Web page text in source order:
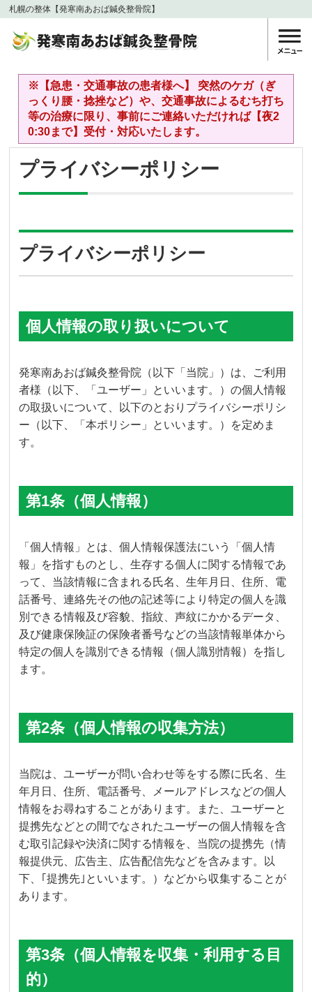
札幌の整体【発寒南あおば鍼灸整骨院】
※【急患・交通事故の患者様へ】 突然のケガ（ぎ
っくり腰・捻挫など）や、交通事故によるむち打ち
等の治療に限り、事前にご連絡いただければ【夜2
0:30まで】受付・対応いたします。
プライバシーポリシー
プライバシーポリシー
個人情報の取り扱いについて
発寒南あおば鍼灸整骨院（以下「当院」）は、ご利用
者様（以下、「ユーザー」といいます。）の個人情報
の取扱いについて、以下のとおりプライバシーポリシ
ー（以下、「本ポリシー」といいます。）を定めま
す。
第1条（個人情報）
「個人情報」とは、個人情報保護法にいう「個人情
報」を指すものとし、生存する個人に関する情報であ
って、当該情報に含まれる氏名、生年月日、住所、電
話番号、連絡先その他の記述等により特定の個人を識
別できる情報及び容貌、指紋、声紋にかかるデータ、
及び健康保険証の保険者番号などの当該情報単体から
特定の個人を識別できる情報（個人識別情報）を指し
ます。
第2条（個人情報の収集方法）
当院は、ユーザーが問い合わせ等をする際に氏名、生
年月日、住所、電話番号、メールアドレスなどの個人
情報をお尋ねすることがあります。また、ユーザーと
提携先などとの間でなされたユーザーの個人情報を含
む取引記録や決済に関する情報を、当院の提携先（情
報提供元、広告主、広告配信先などを含みます。以
下、｢提携先｣といいます。）などから収集することが
あります。
第3条（個人情報を収集・利用する目
的）